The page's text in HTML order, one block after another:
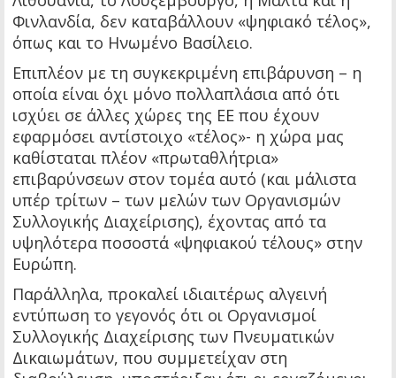
Φινλανδία, δεν καταβάλλουν «ψηφιακό τέλος»,
όπως και το Ηνωμένο Βασίλειο.
Επιπλέον με τη συγκεκριμένη επιβάρυνση – η
οποία είναι όχι μόνο πολλαπλάσια από ότι
ισχύει σε άλλες χώρες της ΕΕ που έχουν
εφαρμόσει αντίστοιχο «τέλος»- η χώρα μας
καθίσταται πλέον «πρωταθλήτρια»
επιβαρύνσεων στον τομέα αυτό (και μάλιστα
υπέρ τρίτων – των μελών των Οργανισμών
Συλλογικής Διαχείρισης), έχοντας από τα
υψηλότερα ποσοστά «ψηφιακού τέλους» στην
Ευρώπη.
Παράλληλα, προκαλεί ιδιαιτέρως αλγεινή
εντύπωση το γεγονός ότι οι Οργανισμοί
Συλλογικής Διαχείρισης των Πνευματικών
Δικαιωμάτων, που συμμετείχαν στη